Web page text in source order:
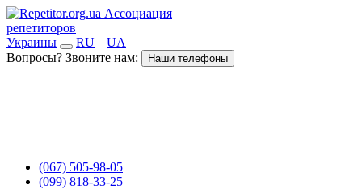
Ассоциация
репетиторов
Украины
RU | UA
Вопросы? Звоните нам:
Наши телефоны
(067) 505-98-05
(099) 818-33-25